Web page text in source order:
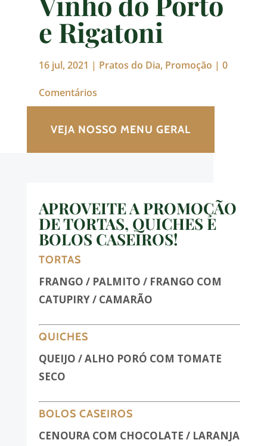
e Rigatoni
16 jul, 2021 | Pratos do Dia, Promoção | 0
Comentários
VEJA NOSSO MENU GERAL
APROVEITE A PROMOÇÃO
DE TORTAS, QUICHES E
BOLOS CASEIROS!
TORTAS
FRANGO / PALMITO / FRANGO COM
CATUPIRY / CAMARÃO
QUICHES
QUEIJO /ALHO PORÓ COM TOMATE
SECO
BOLOS CASEIROS
CENOURA COM CHOCOLATE / LARANJA